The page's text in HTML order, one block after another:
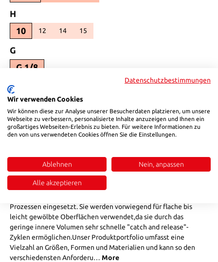
Select
H
10
12(This option is currently unavailable.)
14(This option is currently unavailable.)
15(This option is currently unavailable.)
Select
G
G 1/8
Select
SW
13 14
Product Quantity: Enter the desired amount or use the buttons to
Add to shopping cart
Description
Prozessen eingesetzt. Sie werden vorwiegend für flache bis
leicht gewölbte Oberflächen verwendet,da sie durch das
geringe innere Volumen sehr schnelle "catch and release"-
Zyklen ermöglichen.Unser Produktportfolio umfasst eine
Vielzahl an Größen, Formen und Materialien und kann so den
verschiedensten Anforderu… More
Datenschutzbestimmungen
Wir verwenden Cookies
Wir können diese zur Analyse unserer Besucherdaten platzieren, um unsere
Webseite zu verbessern, personalisierte Inhalte anzuzeigen und Ihnen ein
großartiges Webseiten-Erlebnis zu bieten. Für weitere Informationen zu
den von uns verwendeten Cookies öffnen Sie die Einstellungen.
Ablehnen Nein, anpassen
Alle akzeptieren